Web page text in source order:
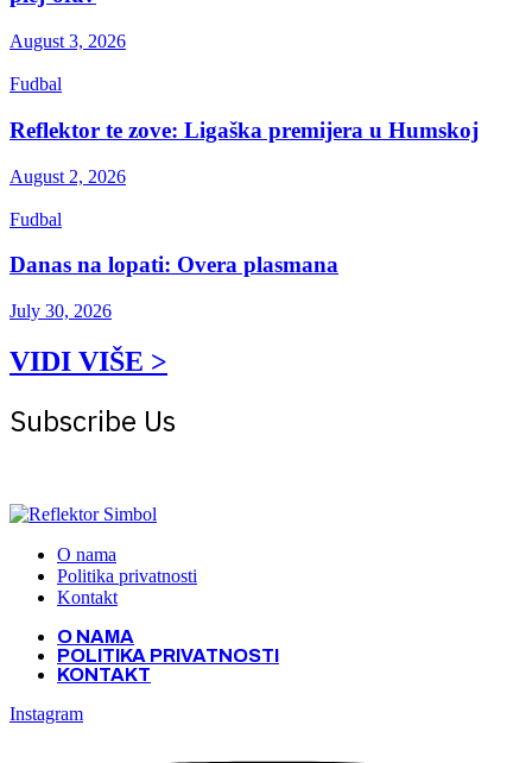
August 3, 2026
Fudbal
Reflektor te zove: Ligaška premijera u Humskoj
August 2, 2026
Fudbal
Danas na lopati: Overa plasmana
July 30, 2026
VIDI VIŠE >
Subscribe Us
O nama
Politika privatnosti
Kontakt
O NAMA
POLITIKA PRIVATNOSTI
KONTAKT
Instagram